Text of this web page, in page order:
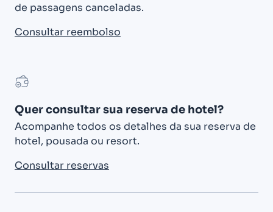
de passagens canceladas.
Consultar reembolso
Quer consultar sua reserva de hotel?
Acompanhe todos os detalhes da sua reserva de
hotel, pousada ou resort.
Consultar reservas